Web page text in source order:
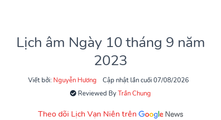
Lịch âm Ngày 10 tháng 9 năm
2023
Viết bởi: Nguyễn Hương
Cập nhật lần cuối 07/08/2026
Reviewed ByTrần Chung
Theo dõi Lịch Vạn Niên trên